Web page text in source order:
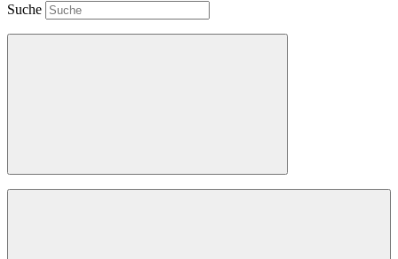
Suche